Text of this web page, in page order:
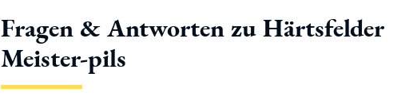
Fragen & Antworten zu Härtsfelder
Meister-pils